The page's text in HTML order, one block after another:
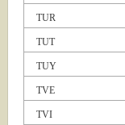
TUR
TUT
TUY
TVE
TVI